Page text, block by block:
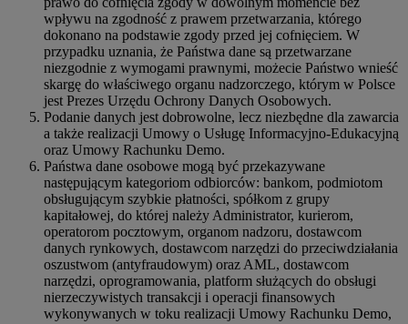
wpływu na zgodność z prawem przetwarzania, którego
dokonano na podstawie zgody przed jej cofnięciem. W
przypadku uznania, że Państwa dane są przetwarzane
niezgodnie z wymogami prawnymi, możecie Państwo wnieść
skargę do właściwego organu nadzorczego, którym w Polsce
jest Prezes Urzędu Ochrony Danych Osobowych.
Podanie danych jest dobrowolne, lecz niezbędne dla zawarcia
a także realizacji Umowy o Usługę Informacyjno-Edukacyjną
oraz Umowy Rachunku Demo.
Państwa dane osobowe mogą być przekazywane
następującym kategoriom odbiorców: bankom, podmiotom
obsługującym szybkie płatności, spółkom z grupy
kapitałowej, do której należy Administrator, kurierom,
operatorom pocztowym, organom nadzoru, dostawcom
danych rynkowych, dostawcom narzędzi do przeciwdziałania
oszustwom (antyfraudowym) oraz AML, dostawcom
narzędzi, oprogramowania, platform służących do obsługi
nierzeczywistych transakcji i operacji finansowych
wykonywanych w toku realizacji Umowy Rachunku Demo,